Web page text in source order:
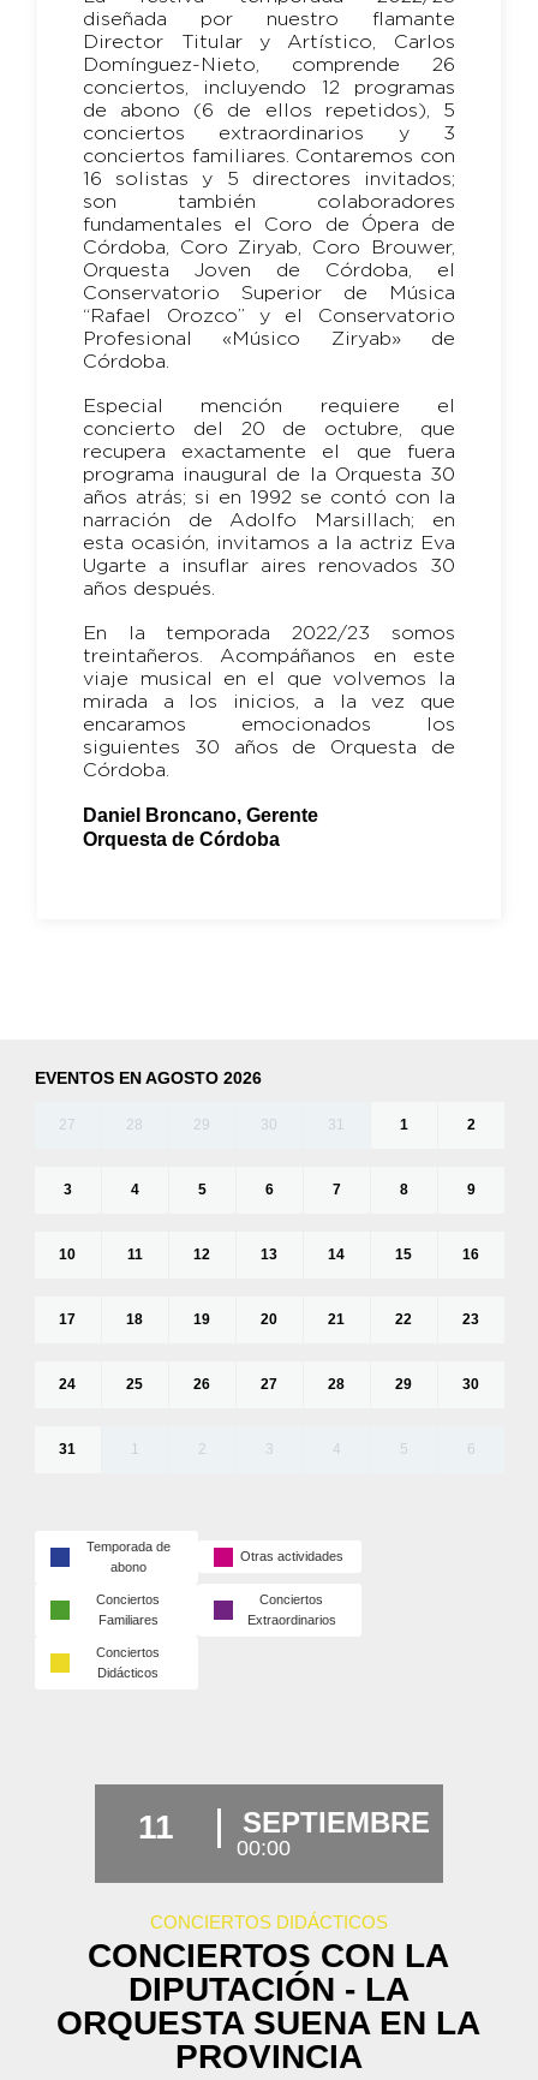
diseñada por nuestro flamante
Director Titular y Artístico, Carlos
Domínguez-Nieto, comprende 26
conciertos, incluyendo 12 programas
de abono (6 de ellos repetidos), 5
conciertos extraordinarios y 3
conciertos familiares. Contaremos con
16 solistas y 5 directores invitados;
son también colaboradores
fundamentales el Coro de Ópera de
Córdoba, Coro Ziryab, Coro Brouwer,
Orquesta Joven de Córdoba, el
Conservatorio Superior de Música
“Rafael Orozco” y el Conservatorio
Profesional «Músico Ziryab» de
Córdoba.
Especial mención requiere el
concierto del 20 de octubre, que
recupera exactamente el que fuera
programa inaugural de la Orquesta 30
años atrás; si en 1992 se contó con la
narración de Adolfo Marsillach; en
esta ocasión, invitamos a la actriz Eva
Ugarte a insuflar aires renovados 30
años después.
En la temporada 2022/23 somos
treintañeros. Acompáñanos en este
viaje musical en el que volvemos la
mirada a los inicios, a la vez que
encaramos emocionados los
siguientes 30 años de Orquesta de
Córdoba.
Daniel Broncano, Gerente
Orquesta de Córdoba
EVENTOS EN AGOSTO 2026
27 28 29 30 31 1 2
3 4 5 6 7 8 9
10 11 12 13 14 15 16
17 18 19 20 21 22 23
24 25 26 27 28 29 30
31 1 2 3 4 5 6
Temporada de
abono
Otras actividades
Conciertos
Familiares
Conciertos
Extraordinarios
Conciertos
Didácticos
11 SEPTIEMBRE
00:00
CONCIERTOS DIDÁCTICOS
CONCIERTOS CON LA
DIPUTACIÓN - LA
ORQUESTA SUENA EN LA
PROVINCIA